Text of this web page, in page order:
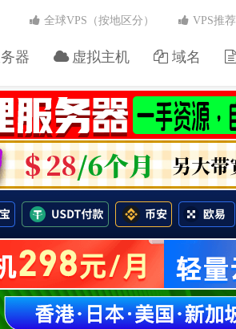
器 虚拟主机 域名
全球VPS（按地区分） VPS推荐